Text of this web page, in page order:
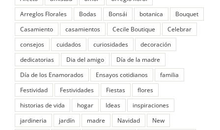
Arreglos Florales
Bodas Bonsái botanica
Bouquet
Casamiento
casamientos Cecile Boutique
Celebrar
consejos
cuidados curiosidades
decoración
dedicatorias
Dia del amigo
Día de la madre
Día de los Enamorados
Ensayos cotidianos
familia
Festividad
Festividades Fiestas
flores
historias de vida
hogar Ideas
inspiraciones
jardineria
jardín madre Navidad
New